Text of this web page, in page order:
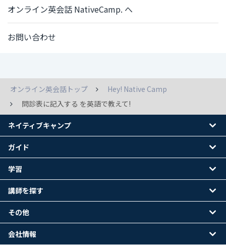
オンライン英会話 NativeCamp. へ
お問い合わせ
オンライン英会話トップ
Hey! Native Camp
問診表に記入する を英語で教えて!
ネイティブキャンプ
ガイド
学習
講師を探す
その他
会社情報